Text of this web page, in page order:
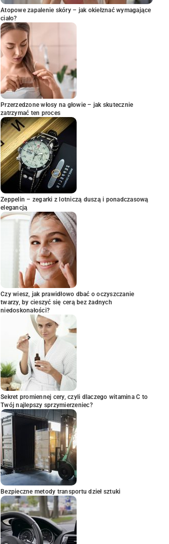
Atopowe zapalenie skóry – jak okiełznać wymagające
ciało?
Przerzedzone włosy na głowie – jak skutecznie
zatrzymać ten proces
Zeppelin – zegarki z lotniczą duszą i ponadczasową
elegancją
Czy wiesz, jak prawidłowo dbać o oczyszczanie
twarzy, by cieszyć się cerą bez żadnych
niedoskonałości?
Sekret promiennej cery, czyli dlaczego witamina C to
Twój najlepszy sprzymierzeniec?
Bezpieczne metody transportu dzieł sztuki